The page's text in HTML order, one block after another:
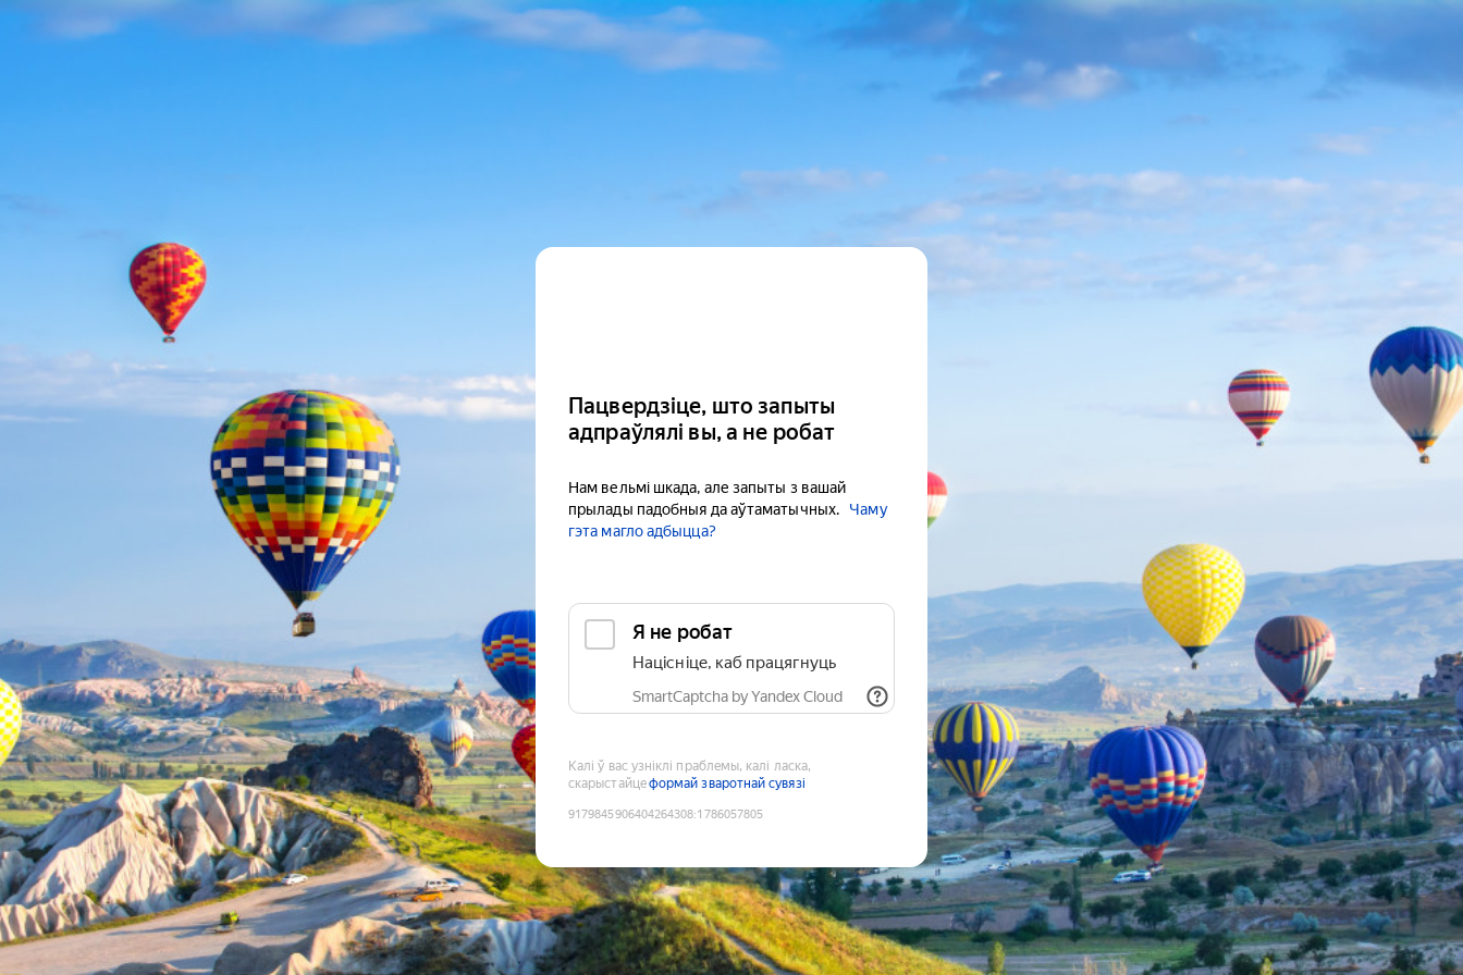
Пацвердзіце, што запыты
адпраўлялі вы, а не робат
Нам вельмі шкада, але запыты з вашай
прылады падобныя да аўтаматычных.
Чаму
гэта магло адбыцца?
Я не робат
Націсніце, каб працягнуць
SmartCaptcha by Yandex Cloud
Калі ў вас узніклі праблемы, калі ласка,
скарыстайцеформай зваротнай сувязі
9179845906404264308:1786057805